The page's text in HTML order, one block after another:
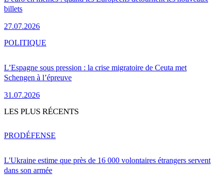
billets
27.07.2026
L’Espagne sous pression : la crise migratoire de Ceuta met
Schengen à l’épreuve
31.07.2026
POLITIQUE
LES PLUS RÉCENTS
L'Ukraine estime que près de 16 000 volontaires étrangers servent
dans son armée
PRODÉFENSE